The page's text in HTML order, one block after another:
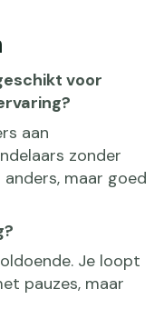
voor
aan
zonder
maar goed
Je loopt
pauzes, maar